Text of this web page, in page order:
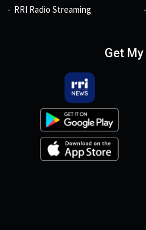
RRI Radio Streaming
Get